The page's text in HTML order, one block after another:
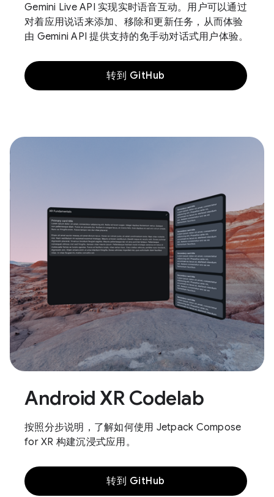
Gemini Live API 实现实时语音互动。用户可以通过
对着应用说话来添加、移除和更新任务，从而体验
由 Gemini API 提供支持的免手动对话式用户体验。
转到 GitHub
Android XR Codelab
按照分步说明，了解如何使用 Jetpack Compose
for XR 构建沉浸式应用。
转到 GitHub